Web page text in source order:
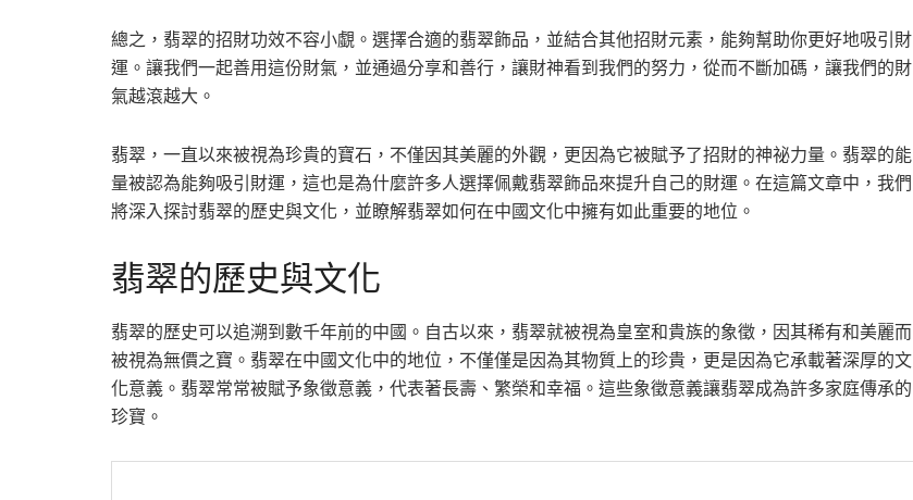
總之，翡翠的招財功效不容小覷。選擇合適的翡翠飾品，並結合其他招財元素，能夠幫助你更好地吸引財
運。讓我們一起善用這份財氣，並通過分享和善行，讓財神看到我們的努力，從而不斷加碼，讓我們的財
氣越滾越大。
翡翠，一直以來被視為珍貴的寶石，不僅因其美麗的外觀，更因為它被賦予了招財的神祕力量。翡翠的能
量被認為能夠吸引財運，這也是為什麼許多人選擇佩戴翡翠飾品來提升自己的財運。在這篇文章中，我們
將深入探討翡翠的歷史與文化，並瞭解翡翠如何在中國文化中擁有如此重要的地位。
翡翠的歷史與文化
翡翠的歷史可以追溯到數千年前的中國。自古以來，翡翠就被視為皇室和貴族的象徵，因其稀有和美麗而
被視為無價之寶。翡翠在中國文化中的地位，不僅僅是因為其物質上的珍貴，更是因為它承載著深厚的文
化意義。翡翠常常被賦予象徵意義，代表著長壽、繁榮和幸福。這些象徵意義讓翡翠成為許多家庭傳承的
珍寶。